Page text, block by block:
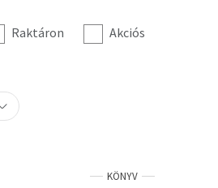
Raktáron Akciós
KÖNYV